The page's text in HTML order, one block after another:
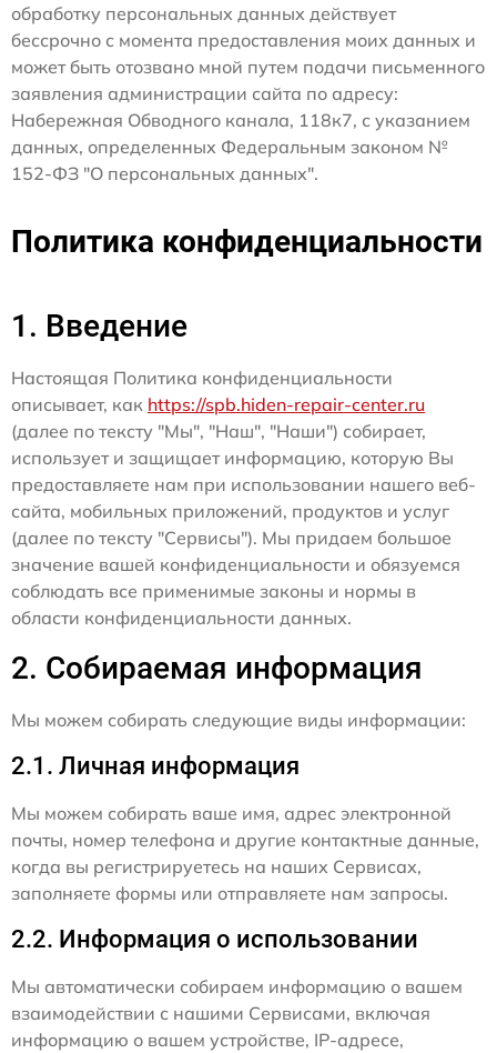
обработку персональных данных действует
бессрочно с момента предоставления моих данных и
может быть отозвано мной путем подачи письменного
заявления администрации сайта по адресу:
Набережная Обводного канала, 118к7, с указанием
данных, определенных Федеральным законом №
152-ФЗ "О персональных данных".
Политика конфиденциальности
1. Введение
Настоящая Политика конфиденциальности
описывает, как https://spb.hiden-repair-center.ru
(далее по тексту "Мы", "Наш", "Наши") собирает,
использует и защищает информацию, которую Вы
предоставляете нам при использовании нашего веб-
сайта, мобильных приложений, продуктов и услуг
(далее по тексту "Сервисы"). Мы придаем большое
значение вашей конфиденциальности и обязуемся
соблюдать все применимые законы и нормы в
области конфиденциальности данных.
2. Собираемая информация
Мы можем собирать следующие виды информации:
2.1. Личная информация
Мы можем собирать ваше имя, адрес электронной
почты, номер телефона и другие контактные данные,
когда вы регистрируетесь на наших Сервисах,
заполняете формы или отправляете нам запросы.
2.2. Информация о использовании
Мы автоматически собираем информацию о вашем
взаимодействии с нашими Сервисами, включая
информацию о вашем устройстве, IP-адресе,